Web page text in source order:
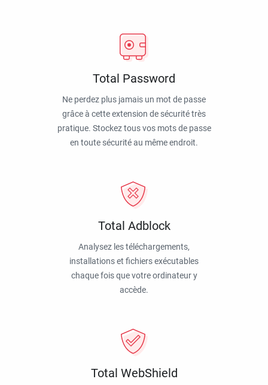
Total Password
Ne perdez plus jamais un mot de passe
grâce à cette extension de sécurité très
pratique. Stockez tous vos mots de passe
en toute sécurité au même endroit.
Total Adblock
Analysez les téléchargements,
installations et fichiers exécutables
chaque fois que votre ordinateur y
accède.
Total WebShield